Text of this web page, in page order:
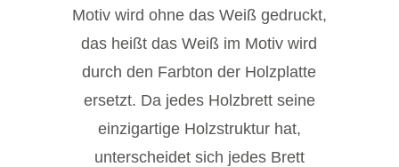
Motiv wird ohne das Weiß gedruckt,
das heißt das Weiß im Motiv wird
durch den Farbton der Holzplatte
ersetzt. Da jedes Holzbrett seine
einzigartige Holzstruktur hat,
unterscheidet sich jedes Brett